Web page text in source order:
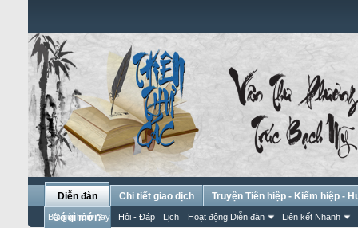
Diễn đàn
Bài gửi hôm nay Hỏi - Đáp Lịch Hoạt động Diễn đàn Liên kết Nhanh
Chi tiết giao dịch
Truyện Tiên hiệp - Kiếm hiệp -
Có gì mới?